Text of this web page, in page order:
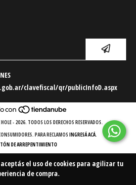
aceptás el uso de cookiespara agilizar tu
de compra.
clavefiscal/qr/publicInfoD.aspx
- 2026. TODOS LOS DERECHOS RESERVADOS.
PARA RECLAMOS INGRESÁ ACÁ.
DE ARREPENTIMIENTO